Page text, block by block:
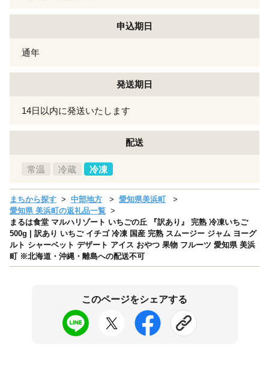
申込期日
通年
発送期日
14日以内に発送いたします
配送
常温 冷蔵 冷凍
まちから探す 中部地方
愛知県美浜町
愛知県 美浜町の返礼品一覧
まるは食堂 マルハリゾート いちごの丘 『訳あり』 完熟 冷凍いちご
500g | 訳あり いちご イチゴ 冷凍 国産 完熟 スムージー ジャム ヨーグ
ルト シャーベット デザート アイス おやつ 果物 フルーツ 愛知県 美浜
町 ※北海道・沖縄・離島への配送不可
このページをシェアする